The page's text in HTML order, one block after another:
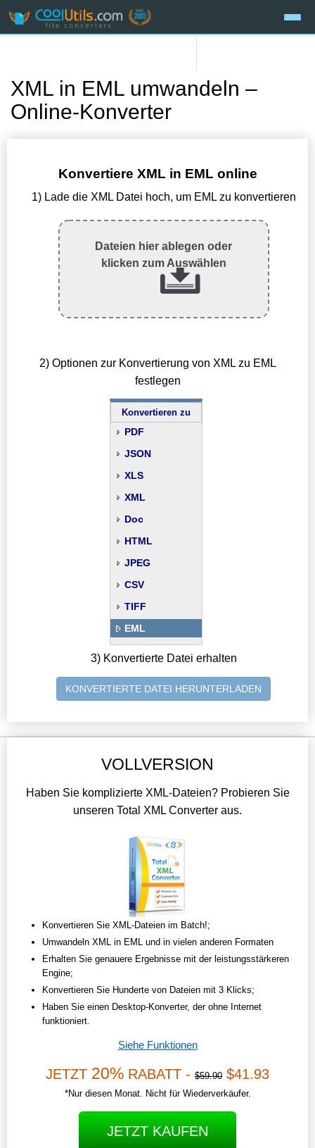
XML in EML umwandeln –
Online-Konverter
Konvertiere XML in EML online
1) Lade die XML Datei hoch, um EML zu konvertieren
Dateien hier ablegen oder
klicken zum Auswählen
2) Optionen zur Konvertierung von XML zu EML
festlegen
Konvertieren zu
PDF
JSON
XLS
XML
Doc
HTML
JPEG
CSV
TIFF
EML
3) Konvertierte Datei erhalten
KONVERTIERTE DATEI HERUNTERLADEN
VOLLVERSION
Haben Sie komplizierte XML-Dateien? Probieren Sie
unseren Total XML Converter aus.
Konvertieren Sie XML-Dateien im Batch!;
Umwandeln XML in EML und in vielen anderen Formaten
Erhalten Sie genauere Ergebnisse mit der leistungsstärkeren
Engine;
Konvertieren Sie Hunderte von Dateien mit 3 Klicks;
Haben Sie einen Desktop-Konverter, der ohne Internet
funktioniert.
Siehe Funktionen
JETZT 20% RABATT - $59.90 $41.93
*Nur diesen Monat. Nicht für Wiederverkäufer.
JETZT KAUFEN